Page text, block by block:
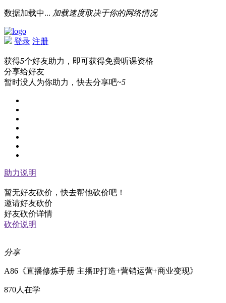
数据加载中... 加载速度取决于你的网络情况
登录 注册
获得5个好友助力，即可获得免费听课资格
分享给好友
暂时没人为你助力，快去分享吧~5
助力说明
暂无好友砍价，快去帮他砍价吧！
邀请好友砍价
好友砍价详情
砍价说明
分享
A86《直播修炼手册 主播IP打造+营销运营+商业变现》
870人在学